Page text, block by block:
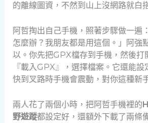
的離線圖資，不然到山上沒網路就白
阿哲掏出自己手機，照著步驟做一遍
怎麼辦？我朋友都是用這個。」阿強
以。你先把GPX檔存到手機，然後打
『載入GPX』，選擇檔案。它還能設
快到叉路時手機會震動，對你這種新
兩人花了兩個小時，把阿哲手機裡的
野遊蹤都設定好，還額外下載了兩條